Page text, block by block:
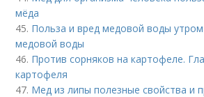
мёда
45. Польза и вред медовой воды
медовой воды
46. Против сорняков на картофеле.
картофеля
47. Мед из липы полезные свойства и